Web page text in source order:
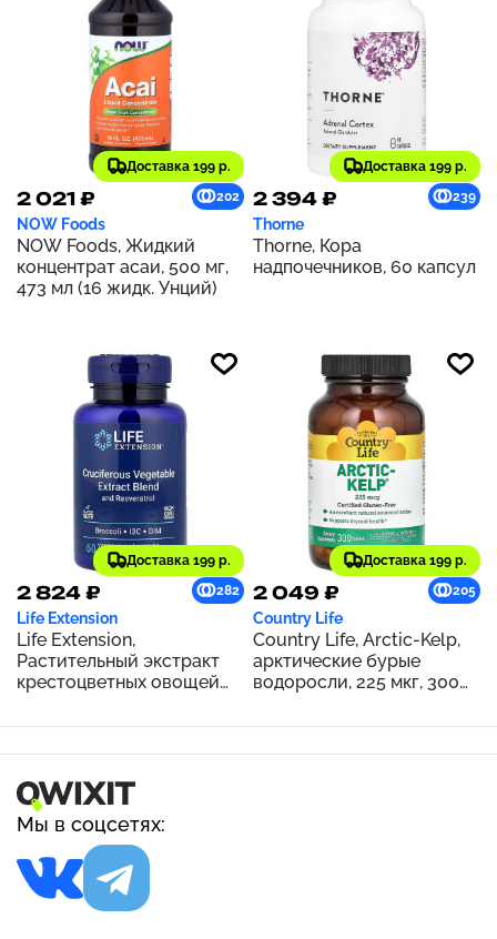
Доставка 199 р.
2 021 ₽ 202
NOW Foods
NOW Foods, Жидкий
концентрат асаи, 500 мг,
473 мл (16 жидк. Унций)
Доставка 199 р.
2 394 ₽ 239
Thorne
Thorne, Кора
надпочечников, 60 капсул
Доставка 199 р.
2 824 ₽ 282
Life Extension
Life Extension,
Растительный экстракт
крестоцветных овощей
ресвератролом, 60
Доставка 199 р.
2 049 ₽ 205
Country Life
Country Life, Arctic-Kelp,
арктические бурые
водоросли, 225 мкг, 300
Мы в соцсетях: